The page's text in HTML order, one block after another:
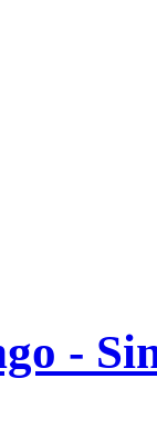
-